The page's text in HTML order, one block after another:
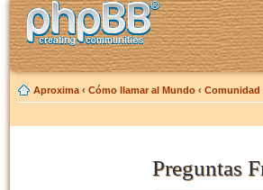
Aproxima ‹ Cómo llamar al Mundo ‹ Comunidad
Preguntas